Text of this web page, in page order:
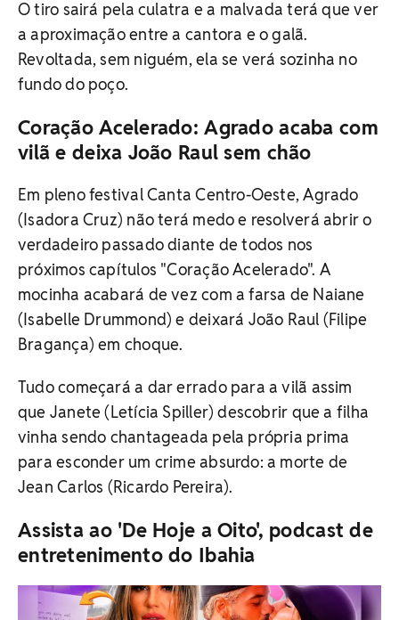
O tiro sairá pela culatra e a malvada terá que ver
a aproximação entre a cantora e o galã.
Revoltada, sem niguém, ela se verá sozinha no
fundo do poço.
Coração Acelerado: Agrado acaba com
vilã e deixa João Raul sem chão
Em pleno festival Canta Centro-Oeste, Agrado
(Isadora Cruz) não terá medo e resolverá abrir o
verdadeiro passado diante de todos nos
próximos capítulos "Coração Acelerado". A
mocinha acabará de vez com a farsa de Naiane
(Isabelle Drummond) e deixará João Raul (Filipe
Bragança) em choque.
Tudo começará a dar errado para a vilã assim
que Janete (Letícia Spiller) descobrir que a filha
vinha sendo chantageada pela própria prima
para esconder um crime absurdo: a morte de
Jean Carlos (Ricardo Pereira).
Assista ao 'De Hoje a Oito', podcast de
entretenimento do Ibahia